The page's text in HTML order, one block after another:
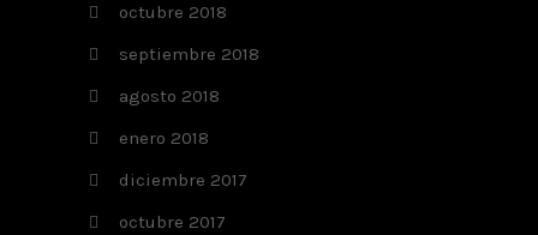
octubre 2018
septiembre 2018
agosto 2018
enero 2018
diciembre 2017
octubre 2017